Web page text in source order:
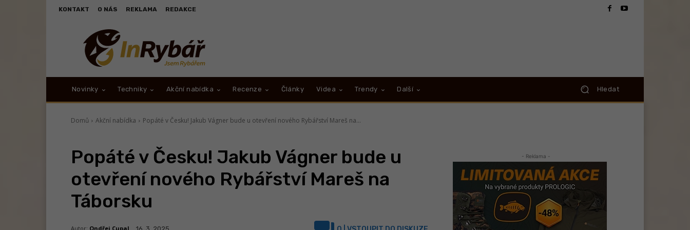
KONTAKT O NÁS REKLAMA REDAKCE
Novinky Techniky Akční nabídka Recenze Články Videa Trendy Další Hledat
Domů Akční nabídka Popáté v Česku! Jakub Vágner bude u otevření nového Rybářství Mareš na...
Popáté v Česku! Jakub Vágner bude u
otevření nového Rybářství Mareš na
Táborsku
Autor: Ondřej Cupal
- Reklama -